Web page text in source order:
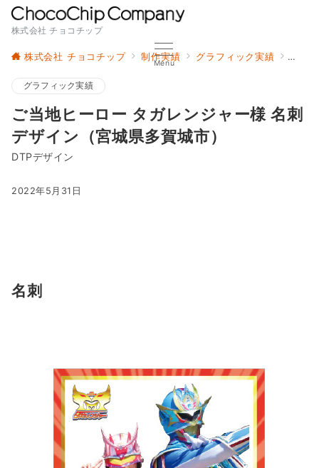
株式会社 チョコチップ
Menu
株式会社 チョコチップ 制作実績 グラフィック実績 ご当
グラフィック実績
ご当地ヒーロー タガレンジャー様 名刺
デザイン（宮城県多賀城市）
DTPデザイン
2022年5月31日
名刺